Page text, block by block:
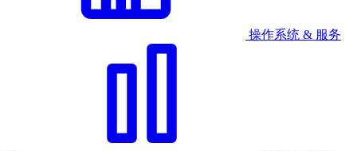
操作系统 & 服务